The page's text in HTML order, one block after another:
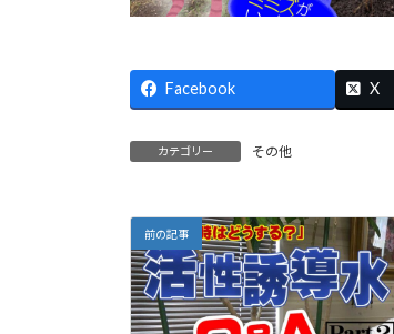
Facebook X
カテゴリー その他
前の記事